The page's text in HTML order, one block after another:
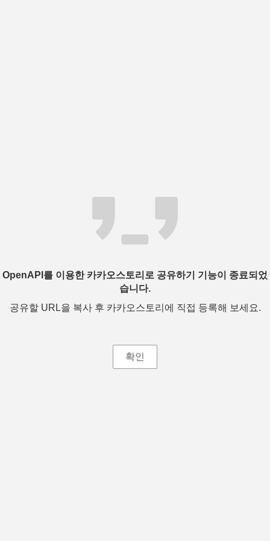
OpenAPI를 이용한 카카오스토리로 공유하기 기능이 종료되었
습니다.
공유할 URL을 복사 후 카카오스토리에 직접 등록해 보세요.
확인